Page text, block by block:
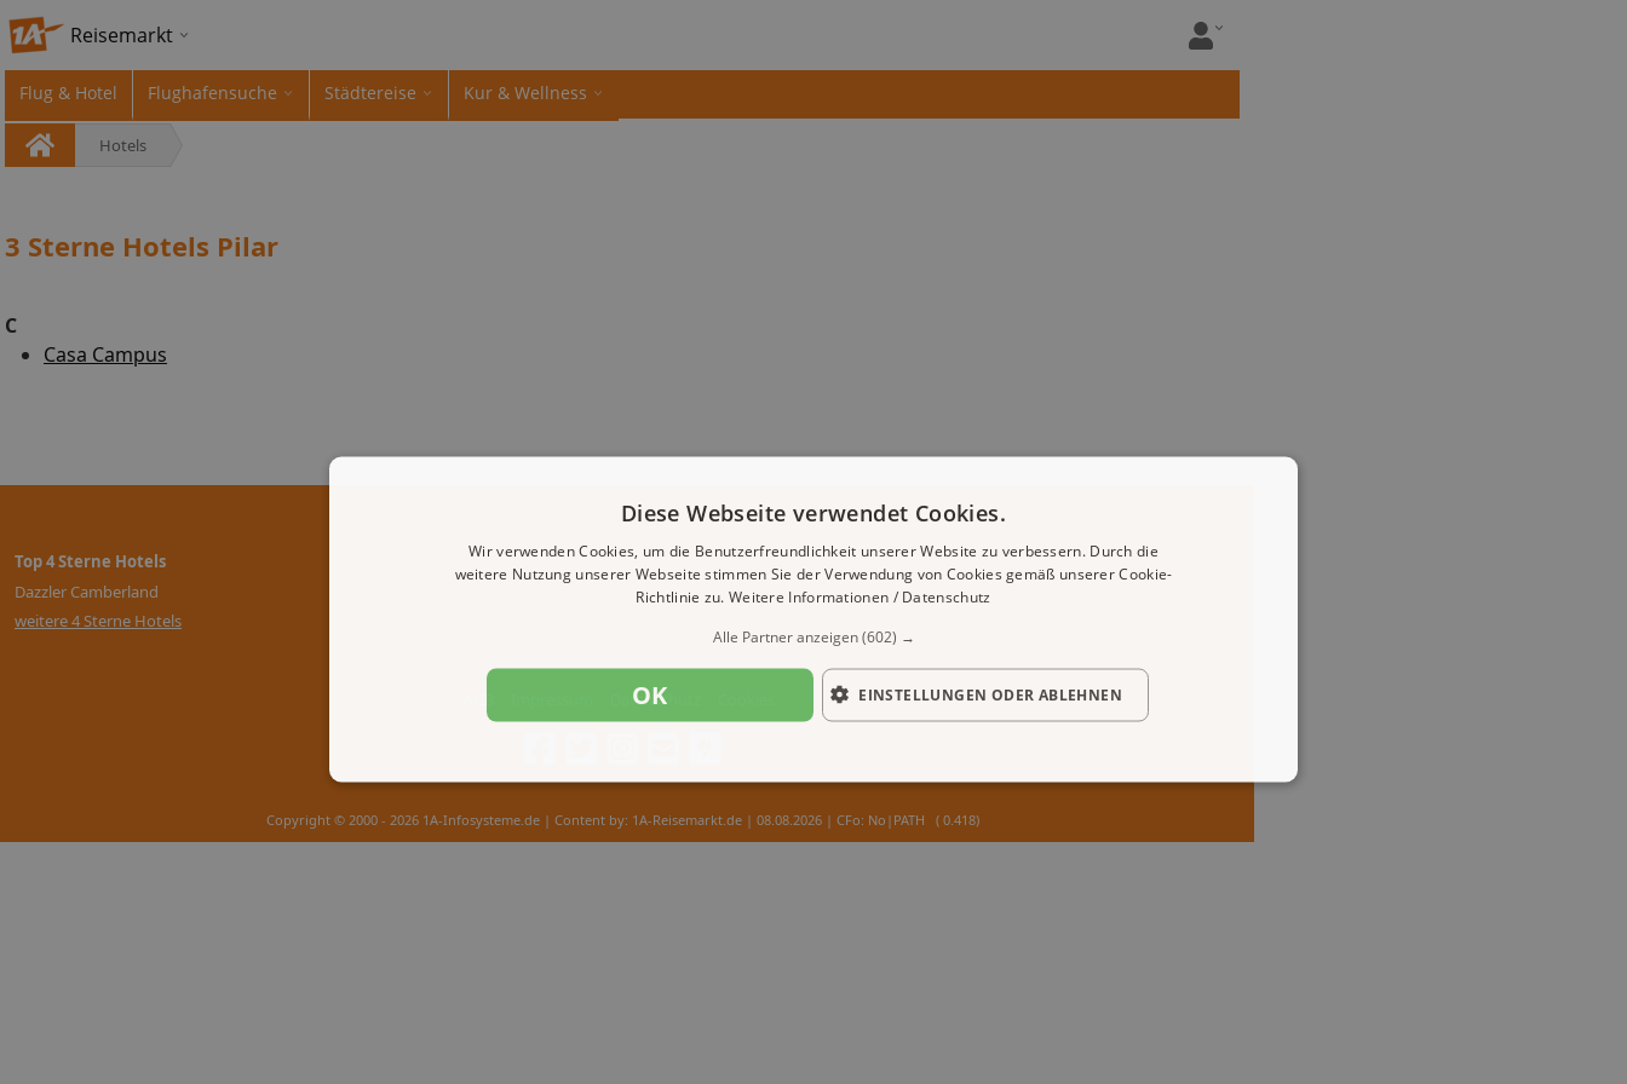
Reisemarkt
Flug & Hotel Flughafensuche Städtereise Kur & Wellness
Hotels
3 Sterne Hotels Pilar
C
Casa Campus
Top 4 Sterne Hotels
Dazzler Camberland
weitere 4 Sterne Hotels
Datenschutz
Copyright © 2000 - 2026 1A-Infosysteme.de | Content by: 1A-Reisemarkt.de | 08.08.2026 | CFo: No|PATH ( 0.418)
Diese Webseite verwendet Cookies.
Wir verwenden Cookies, um die Benutzerfreundlichkeit unserer Website zu verbessern. Durch die
weitere Nutzung unserer Webseite stimmen Sie der Verwendung von Cookies gemäß unserer Cookie-
Richtlinie zu. Weitere Informationen / Datenschutz
Alle Partner anzeigen(602) →
OK EINSTELLUNGEN ODER ABLEHNEN